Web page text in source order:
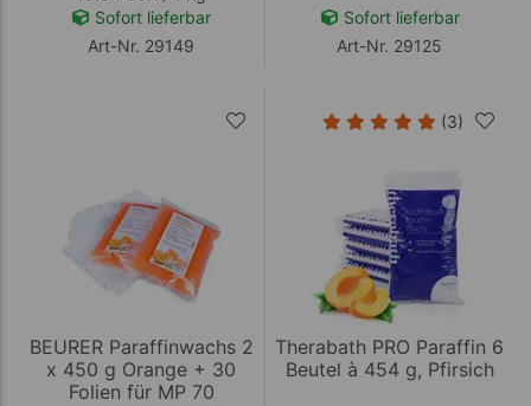
Sofort lieferbar
Art-Nr. 29149
Sofort lieferbar
Art-Nr. 29125
BEURER Paraffinwachs 2
x 450 g Orange + 30
Folien für MP 70
(3)
Therabath PRO Paraffin 6
Beutel à 454 g, Pfirsich